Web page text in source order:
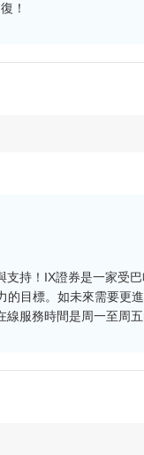
！
持！IX證券是一家受
目標。如未來需要更
服務時間是周一至周